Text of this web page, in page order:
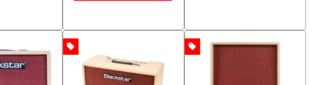
local_offer local_offer